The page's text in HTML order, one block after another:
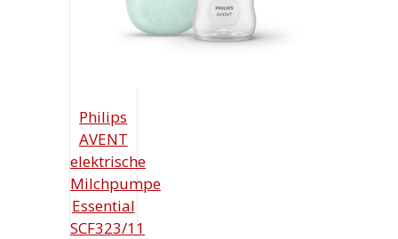
Philips
AVENT
elektrische
Milchpumpe
Essential
SCF323/11